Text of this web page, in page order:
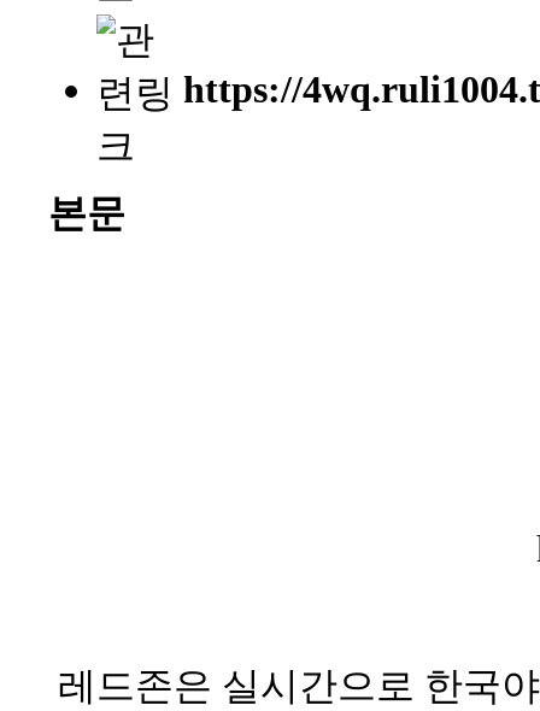
https://
본문
레드존은 실시간으로 한국